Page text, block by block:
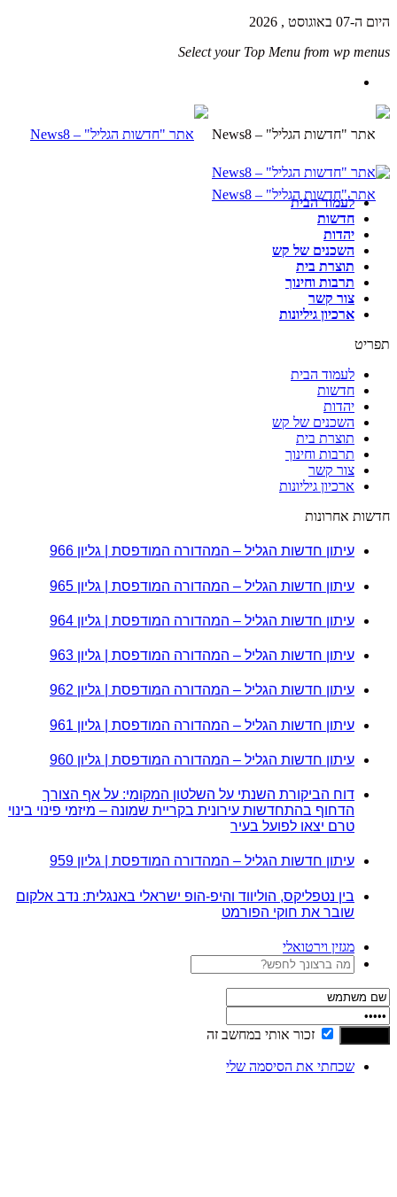
היום ה-07 באוגוסט , 2026
Select your Top Menu from wp menus
לעמוד הבית
חדשות
יהדות
השכנים של קש
תוצרת בית
תרבות וחינוך
צור קשר
ארכיון גיליונות
תפריט
לעמוד הבית
חדשות
יהדות
השכנים של קש
תוצרת בית
תרבות וחינוך
צור קשר
ארכיון גיליונות
חדשות אחרונות
עיתון חדשות הגליל – המהדורה המודפסת | גליון 966
עיתון חדשות הגליל – המהדורה המודפסת | גליון 965
עיתון חדשות הגליל – המהדורה המודפסת | גליון 964
עיתון חדשות הגליל – המהדורה המודפסת | גליון 963
עיתון חדשות הגליל – המהדורה המודפסת | גליון 962
עיתון חדשות הגליל – המהדורה המודפסת | גליון 961
עיתון חדשות הגליל – המהדורה המודפסת | גליון 960
דוח הביקורת השנתי על השלטון המקומי: על אף הצורך
הדחוף בהתחדשות עירונית בקריית שמונה – מיזמי פינוי בינוי
טרם יצאו לפועל בעיר
עיתון חדשות הגליל – המהדורה המודפסת | גליון 959
בין נטפליקס, הוליווד והיפ-הופ ישראלי באנגלית: נדב אלקום
שובר את חוקי הפורמט
מגזין וירטואלי
זכור אותי במחשב זה
שכחתי את הסיסמה שלי